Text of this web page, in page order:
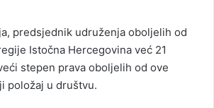
predsjednik udruženja oboljelih od
Istočna Hercegovina već 21
stepen prava oboljelih od ove
položaj u društvu.